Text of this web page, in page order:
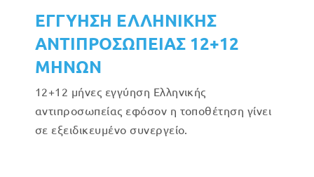
ΕΓΓΥΗΣΗ ΕΛΛΗΝΙΚΗΣ
ΑΝΤΙΠΡΟΣΩΠΕΙΑΣ 12+12
ΜΗΝΩΝ
12+12 μήνες εγγύηση Ελληνικής
αντιπροσωπείας εφόσον η τοποθέτηση γίνει
σε εξειδικευμένο συνεργείο.